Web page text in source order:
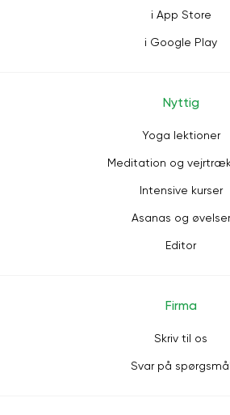
i App Store
i Google Play
Nyttig
Yoga lektioner
Meditation og
Intensive kurser
Asanas og øvelser
Editor
Firma
Skriv til os
Svar på spørgsmål